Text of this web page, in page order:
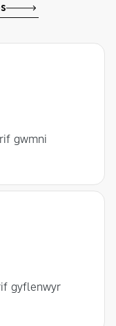
gwmni
gyflenwyr